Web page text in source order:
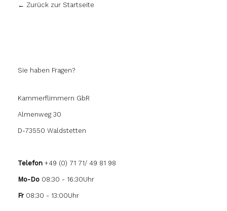
← Zurück zur Startseite
Sie haben Fragen?
Kammerflimmern GbR
Almenweg 30
D-73550 Waldstetten
Telefon +49 (0) 71 71/ 49 81 98
Mo-Do 08:30 - 16:30Uhr
Fr08:30 - 13:00Uhr